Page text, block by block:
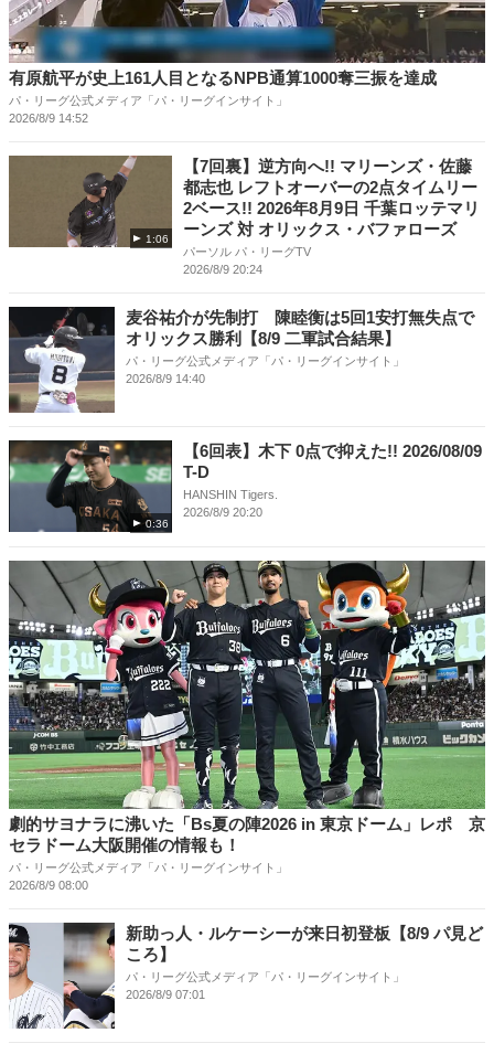
有原航平が史上161人目となるNPB通算1000奪三振を達成
パ・リーグ公式メディア「パ・リーグインサイト」
2026/8/9 14:52
1:06
【7回裏】逆方向へ!! マリーンズ・佐藤
都志也 レフトオーバーの2点タイムリー
2ベース!! 2026年8月9日 千葉ロッテマリ
ーンズ 対 オリックス・バファローズ
パーソル パ・リーグTV
2026/8/9 20:24
麦谷祐介が先制打 陳睦衡は5回1安打無失点で
オリックス勝利【8/9 二軍試合結果】
パ・リーグ公式メディア「パ・リーグインサイト」
2026/8/9 14:40
0:36
【6回表】木下 0点で抑えた!! 2026/08/09
T-D
HANSHIN Tigers.
2026/8/9 20:20
劇的サヨナラに沸いた「Bs夏の陣2026 in 東京ドーム」レポ 京
セラドーム大阪開催の情報も！
パ・リーグ公式メディア「パ・リーグインサイト」
2026/8/9 08:00
新助っ人・ルケーシーが来日初登板【8/9 パ見ど
ころ】
パ・リーグ公式メディア「パ・リーグインサイト」
2026/8/9 07:01